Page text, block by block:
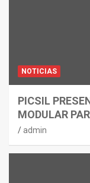
NOTICIAS
PICSIL
MODULAR
admin